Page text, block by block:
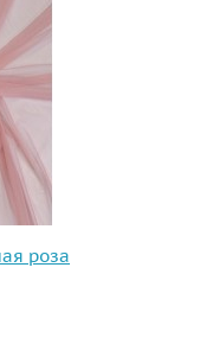
роза